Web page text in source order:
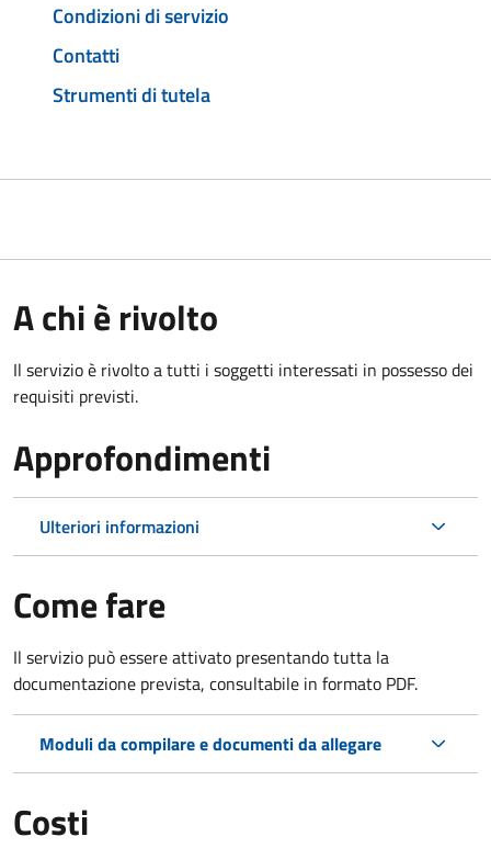
Condizioni di servizio
Contatti
Strumenti di tutela
A chi è rivolto
Il servizio è rivolto a tutti i soggetti interessati in possesso dei
requisiti previsti.
Approfondimenti
Ulteriori informazioni
Come fare
Il servizio può essere attivato presentando tutta la
documentazione prevista, consultabile in formato PDF.
Moduli da compilare e documenti da allegare
Costi